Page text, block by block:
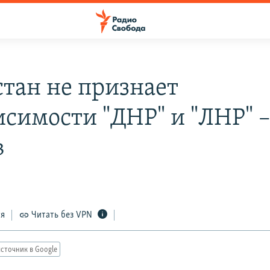
не признает
"ДНР" и "ЛНР" –
Читать без VPN
в Google